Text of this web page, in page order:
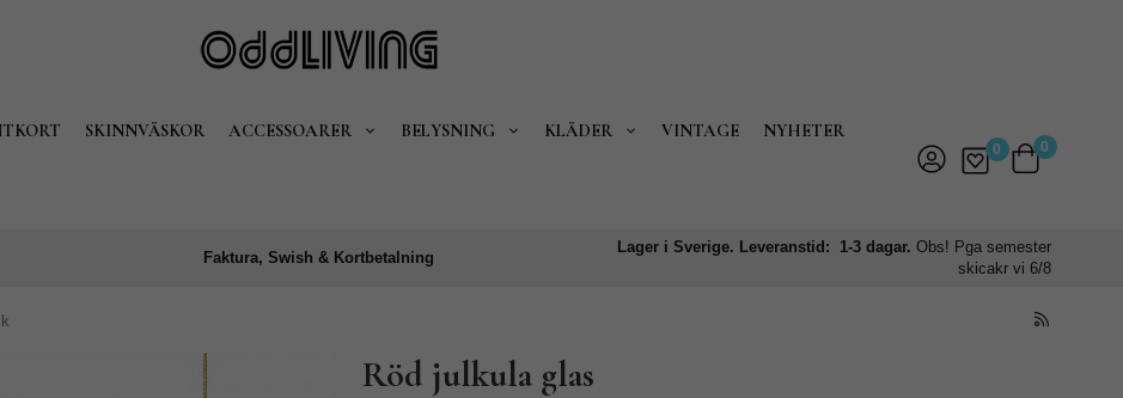
SKINNVÄSKOR ACCESSOARER BELYSNING KLÄDER VINTAGE NYHETER
0 0
Faktura, Swish & Kortbetalning
Lager i Sverige. Leveranstid: 1-3 dagar.Obs! Pga semester
skicakr vi 6/8
Röd julkula glas